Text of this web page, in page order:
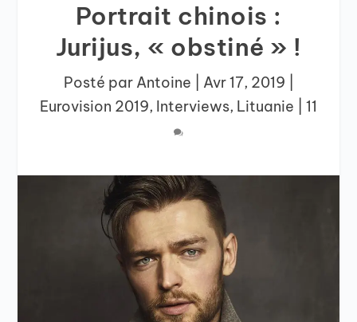
Portrait chinois :
Jurijus, « obstiné » !
Posté par Antoine Avr 17, 2019
Eurovision 2019, Interviews, Lituanie 11